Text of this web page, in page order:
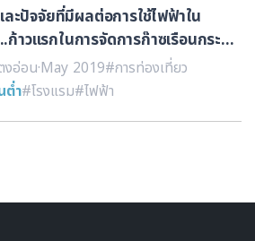
ะปัจจัยที่มีผลต่อการใช้ไฟฟ้าใน
ก้าวแรกในการจัดการก๊าซเรือนกระจก
องเที่ยวของประเทศไทย
งอ่อน·May 2019#การท่องเที่ยว
ต่ำ#โรงแรม#ไฟฟ้า